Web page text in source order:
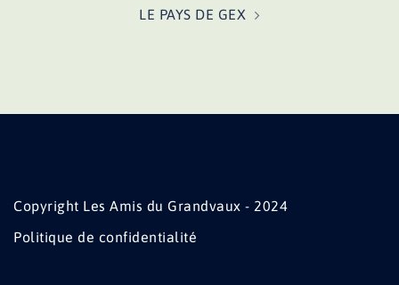
LE PAYS DE GEX
Copyright Les Amis du Grandvaux - 2024
Politique de confidentialité